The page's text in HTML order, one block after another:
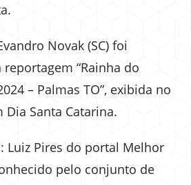
Novak (SC) foi
“Rainha do
– Palmas TO”, exibida no
Dia Santa Catarina.
Luiz Pires do portal Melhor
pelo conjunto de